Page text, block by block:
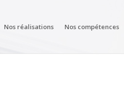
Nos réalisations Nos compétences